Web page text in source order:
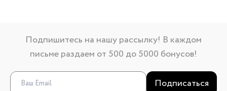
Подпишитесь на нашу рассылку! В каждом
письме раздаем от 500 до 5000 бонусов!
Подписаться